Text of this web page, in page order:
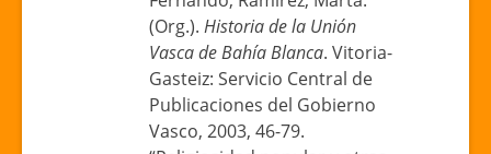
(Org.). Historia de la Unión
Vasca de Bahía Blanca. Vitoria-
Gasteiz: Servicio Central de
Publicaciones del Gobierno
Vasco, 2003, 46-79.